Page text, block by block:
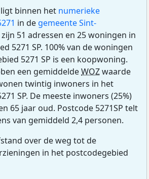
ligt binnen het numerieke
in de gemeente Sint-
zijn 51 adressen en 25 woningen in
5271 SP. 100% van de woningen
5271 SP is een koopwoning.
een gemiddeldeWOZwaarde
twintig inwoners in het
SP. De meeste inwoners (25%)
65 jaar oud. Postcode 5271SP telt
van gemiddeld 2,4 personen.
over de weg tot de
in het postcodegebied